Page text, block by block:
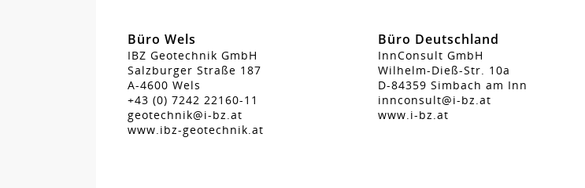
Büro Wels
IBZ Geotechnik GmbH
Salzburger Straße 187
A-4600 Wels
+43 (0) 7242 22160-11
geotechnik@i-bz.at
www.ibz-geotechnik.at
Büro Deutschland
InnConsult GmbH
Wilhelm-Dieß-Str. 10a
D-84359 Simbach am Inn
innconsult@i-bz.at
www.i-bz.at